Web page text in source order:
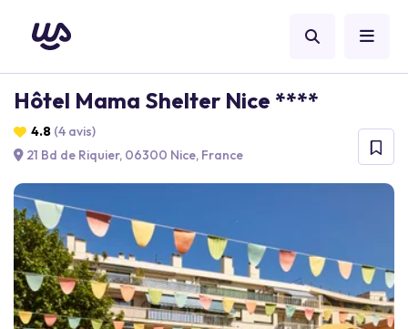
Hôtel Mama Shelter Nice ****
4.8 (4 avis)
21 Bd de Riquier, 06300 Nice, France